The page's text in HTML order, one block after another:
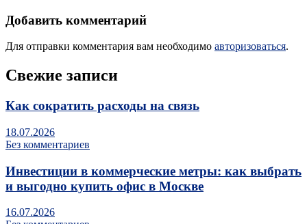
Добавить комментарий
Для отправки комментария вам необходимо авторизоваться.
Свежие записи
Как сократить расходы на связь
18.07.2026
Без комментариев
Инвестиции в коммерческие метры: как выбрать
и выгодно купить офис в Москве
16.07.2026